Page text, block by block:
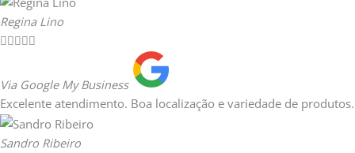
Regina Lino

Via Google My Business
Excelente atendimento. Boa localização e variedade de produtos.
Sandro Ribeiro